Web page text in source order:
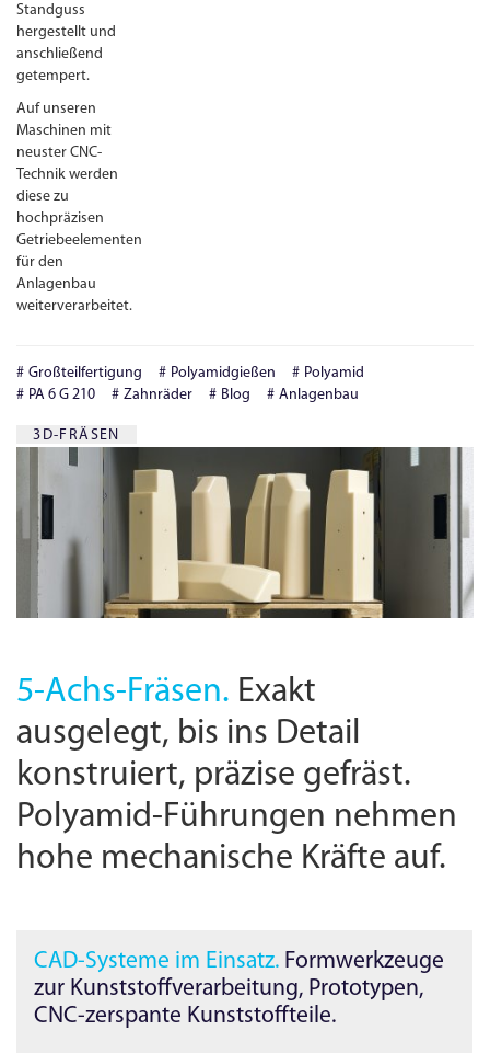
Standguss
hergestellt und
anschließend
getempert.
Auf unseren
Maschinen mit
neusterCNC-
Technik werden
diese zu
hochpräzisen
Getriebeelementen
für den
Anlagenbau
weiterverarbeitet.
Großteilfertigung Polyamidgießen
Polyamid
PA 6 G 210
Zahnräder Blog Anlagenbau
3D-FRÄSEN
5-Achs-Fräsen. Exakt
ausgelegt, bis ins Detail
konstruiert, präzise gefräst.
Polyamid-Führungen nehmen
hohe mechanische Kräfte auf.
CAD-Systeme im Einsatz. Form­werkzeuge
zur Kunststoffverarbeitung, Prototypen,
CNC-zerspante Kunststoffteile.